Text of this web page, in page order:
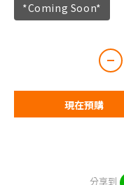
*Coming Soon*
現在預購
分享到